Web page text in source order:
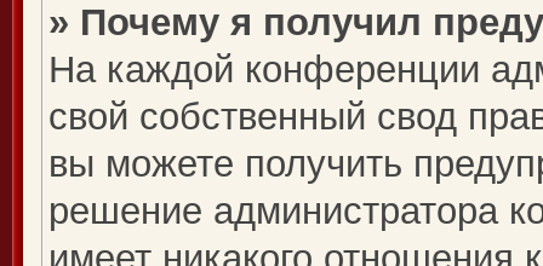
» Почему я получил
На каждой конференции
свой собственный свод
вы можете получить
решение администратора